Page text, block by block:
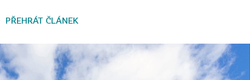
PŘEHRÁT ČLÁNEK